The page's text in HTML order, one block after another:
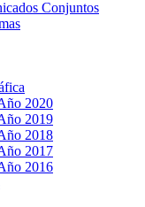
Conjuntos
2020
2019
2018
2017
2016